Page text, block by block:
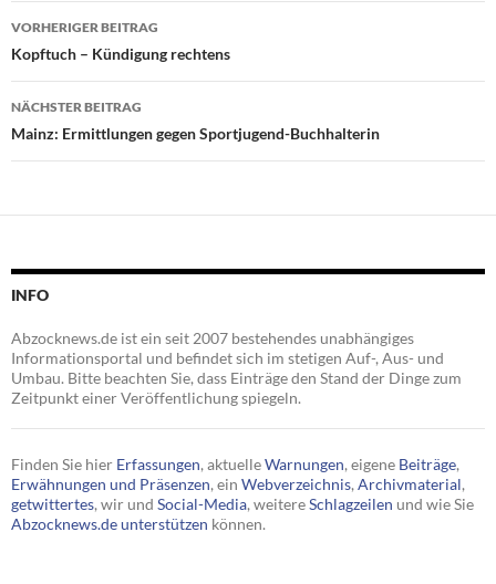
Beitragsnavigation
VORHERIGER BEITRAG
Kopftuch – Kündigung rechtens
NÄCHSTER BEITRAG
Mainz: Ermittlungen gegen Sportjugend-Buchhalterin
INFO
Abzocknews.de ist ein seit 2007 bestehendes unabhängiges
Informationsportal und befindet sich im stetigen Auf-, Aus- und
Umbau. Bitte beachten Sie, dass Einträge den Stand der Dinge zum
Zeitpunkt einer Veröffentlichung spiegeln.
Finden Sie hier Erfassungen, aktuelleWarnungen, eigene Beiträge,
Erwähnungen und Präsenzen, ein Webverzeichnis, Archivmaterial,
getwittertes, wir und Social-Media, weitereSchlagzeilen und wie Sie
Abzocknews.de unterstützen können.